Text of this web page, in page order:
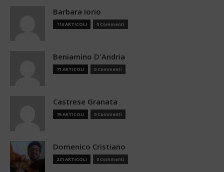
Barbara Iorio
116 ARTICOLI 0 Commenti
Beniamino D'Andria
71 ARTICOLI 0 Commenti
Castrese Granata
76 ARTICOLI 0 Commenti
Domenico Cristiano
221 ARTICOLI 0 Commenti